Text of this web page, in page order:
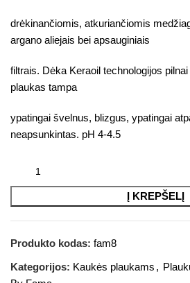
drėkinančiomis, atkuriančiomis
argano aliejais bei apsauginiais
filtrais. Dėka Keraoil technologijos
plaukas tampa
ypatingai švelnus, blizgus, ypatingai
neapsunkintas. pH 4-4.5
Į KREPŠELĮ
Produkto kodas: fam8
Kategorijos: Kaukės plaukams ,